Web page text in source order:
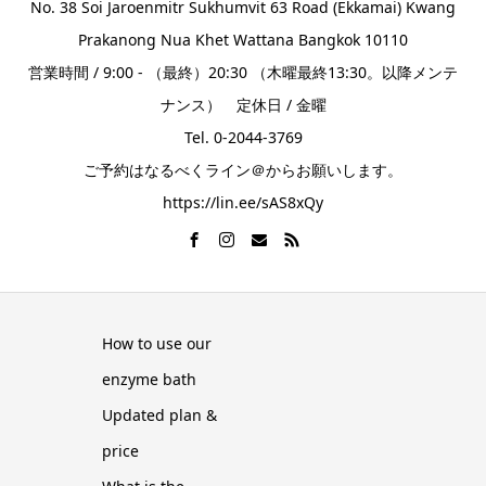
No. 38 Soi Jaroenmitr Sukhumvit 63 Road (Ekkamai) Kwang
Prakanong Nua Khet Wattana Bangkok 10110
営業時間 / 9:00 - （最終）20:30 （木曜最終13:30。以降メンテ
ナンス） 定休日 / 金曜
Tel. 0-2044-3769
ご予約はなるべくライン＠からお願いします。
https://lin.ee/sAS8xQy
How to use our
enzyme bath
Updated plan &
price